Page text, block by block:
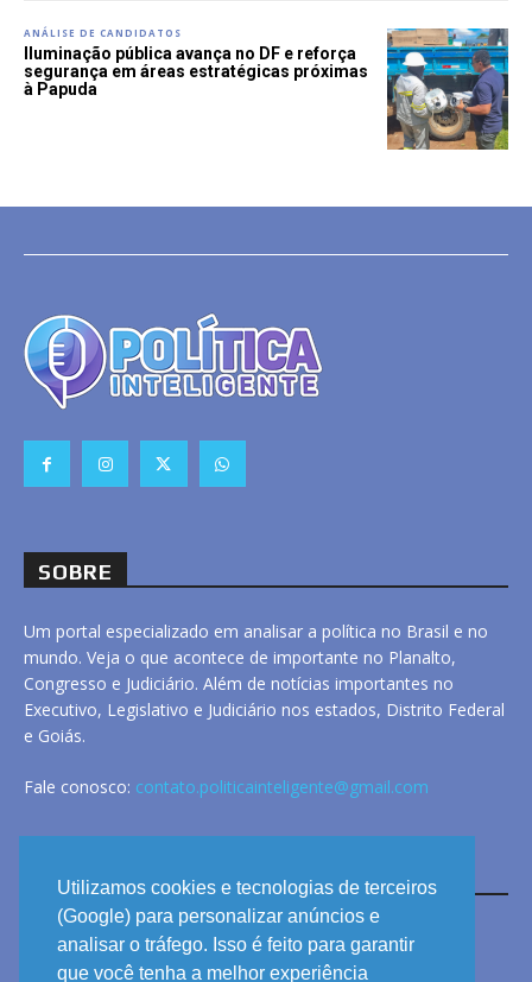
Utilizamos cookies e tecnologias de terceiros
(Google) para personalizar anúncios e
analisar o tráfego. Isso é feito para garantir
que você tenha a melhor experiência
ANÁLISE DE CANDIDATOS
Iluminação pública avança no DF e reforça
segurança em áreas estratégicas próximas
à Papuda
SOBRE
Um portal especializado em analisar a política no Brasil e no
mundo. Veja o que acontece de importante no Planalto,
Congresso e Judiciário. Além de notícias importantes no
Executivo, Legislativo e Judiciário nos estados, Distrito Federal
e Goiás.
Fale conosco: contato.politicainteligente@gmail.com
LINKS
ANUNCIE